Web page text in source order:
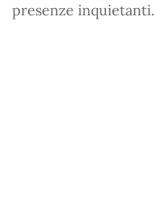
presenze inquietanti.